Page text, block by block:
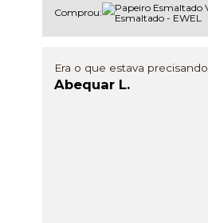
Comprou:
Era o que estava precisando
Abequar L.